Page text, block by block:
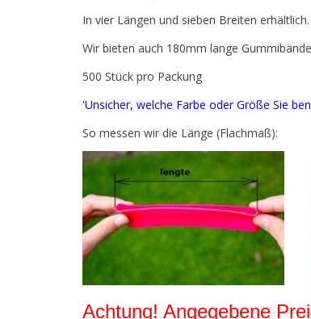
In vier Längen und sieben Breiten
Wir bieten auch 180mm lange
500 Stück pro Packung
'Unsicher, welche Farbe oder Größe Sie
So messen wir die Länge (Flachmaß):
Achtung! Angegebene